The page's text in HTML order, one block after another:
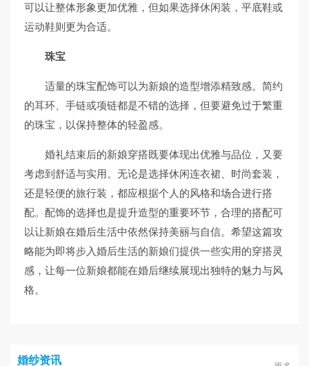
可以让整体形象更加优雅，但如果选择休闲装，平底鞋或
运动鞋则更为合适。
珠宝
适量的珠宝配饰可以为新娘的造型增添精致感。简约
的耳环、手链或项链都是不错的选择，但要避免过于繁重
的珠宝，以保持整体的轻盈感。
婚礼结束后的新娘穿搭既要体现出优雅与品位，又要
考虑到舒适与实用。无论是选择休闲连衣裙、时尚套装，
还是轻便的旅行装，都应根据个人的风格和场合进行搭
配。配饰的选择也是提升造型的重要环节，合理的搭配可
以让新娘在婚后生活中依然保持美丽与自信。希望这篇攻
略能为即将步入婚后生活的新娘们提供一些实用的穿搭灵
感，让每一位新娘都能在婚后继续展现出独特的魅力与风
格。
婚纱资讯